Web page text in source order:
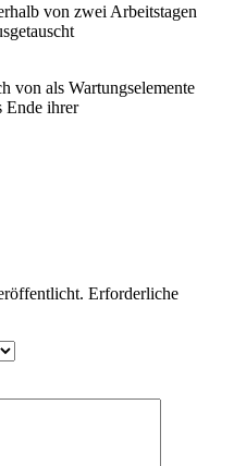
von zwei Arbeitstagen
von als Wartungselemente
Ende ihrer
Erforderliche